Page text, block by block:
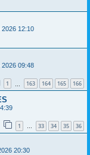
12:10
09:48
1 163 164 165 166
1 … 33 34 35 36
20:30